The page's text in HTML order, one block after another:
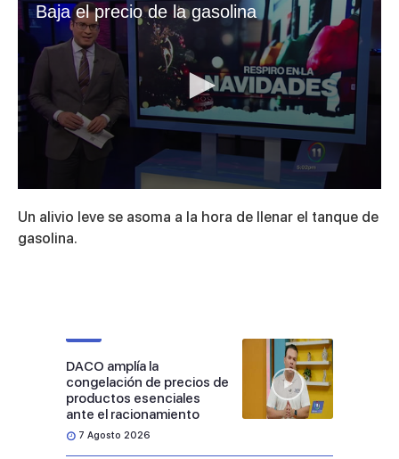
Baja el precio de la gasolina
seconds
of
2
Un alivio leve se asoma a la hora de llenar el tanque de
gasolina.
DACO amplía la
congelación de precios de
productos esenciales
ante el racionamiento
7 Agosto 2026